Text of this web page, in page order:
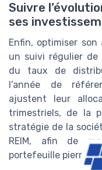
Suivre
ses
Enfin, optimiser
un suivi régulier de
du taux de
l’année de
ajustent leur
trimestriels, de la
stratégie de la
REIM, afin de
portefeuille pierre.